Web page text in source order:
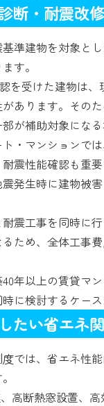
断・耐震改
準建物を対象と
す。
を受けた建物は
あります。その
が補助対象になる
・マンションで
震性能確認も重
発生時に建物被
震工事を同時に
ため、全体工事
年以上の賃貸マ
に検討するケース
たい省エネ
では、省エネ性
高断熱窓設置、